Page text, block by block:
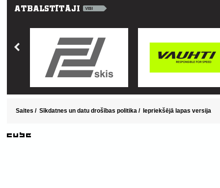
Saites / Sīkdatnes un datu drošības politika / Iepriekšējā lapas versija